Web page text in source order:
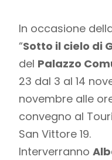
In occasione
“Sotto il cielo di
del Palazzo
23 dal 3 al 14
novembre alle
convegno al
San Vittore 19.
Interverranno